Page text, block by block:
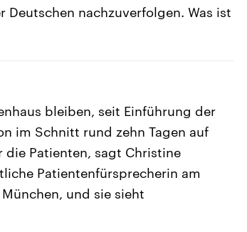
Deutschen nachzuverfolgen. Was ist
bleiben, seit Einführung der
im Schnitt rund zehn Tagen auf
die Patienten, sagt Christine
Patientenfürsprecherin am
und sie sieht